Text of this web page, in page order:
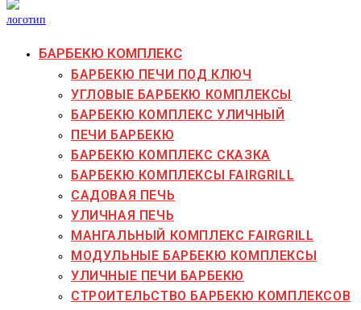
БАРБЕКЮ КОМПЛЕКС
БАРБЕКЮ ПЕЧИ ПОД КЛЮЧ
УГЛОВЫЕ БАРБЕКЮ КОМПЛЕКСЫ
БАРБЕКЮ КОМПЛЕКС УЛИЧНЫЙ
ПЕЧИ БАРБЕКЮ
БАРБЕКЮ КОМПЛЕКС СКАЗКА
БАРБЕКЮ КОМПЛЕКСЫ FAIRGRILL
САДОВАЯ ПЕЧЬ
УЛИЧНАЯ ПЕЧЬ
МАНГАЛЬНЫЙ КОМПЛЕКС FAIRGRILL
МОДУЛЬНЫЕ БАРБЕКЮ КОМПЛЕКСЫ
УЛИЧНЫЕ ПЕЧИ БАРБЕКЮ
СТРОИТЕЛЬСТВО БАРБЕКЮ КОМПЛЕКСОВ